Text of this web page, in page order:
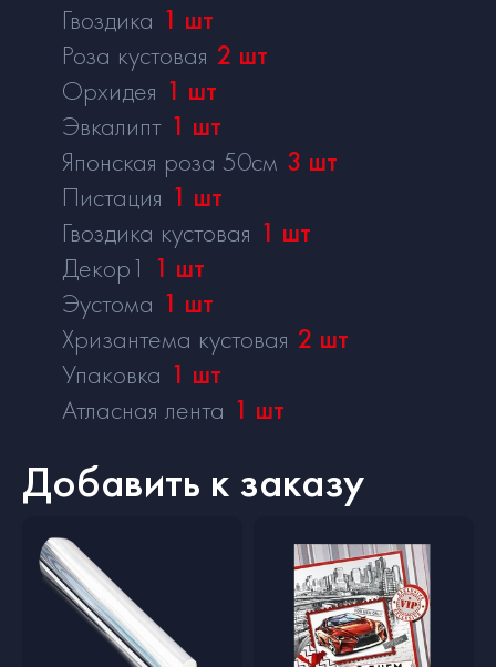
Гвоздика 1 шт
Роза кустовая 2 шт
Орхидея 1 шт
Эвкалипт 1 шт
Японская роза 50см 3 шт
Пистация 1 шт
Гвоздика кустовая 1 шт
Декор1 1 шт
Эустома 1 шт
Хризантема кустовая 2 шт
Упаковка 1 шт
Атласная лента 1 шт
Добавить к заказу